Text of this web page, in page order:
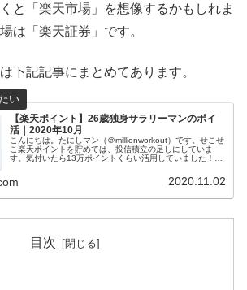
と「楽天市場」を想像するかもしれま
は「楽天証券」です。
下記記事にまとめてあります。
【楽天ポイント】26歳独身サラリーマンのポイ
活｜2020年10月
こんにちは。たにしマン（＠millionworkout）です。せこせ
こ楽天ポイントを貯めては、投信積立の足しにしていま
す。気付いたら13万ポイントくらい活用していました！ポ
2020.11.02
目次